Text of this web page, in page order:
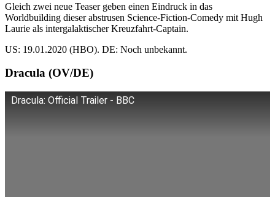
Gleich zwei neue Teaser geben einen Eindruck in das
Worldbuilding dieser abstrusen Science-Fiction-Comedy mit Hugh
Laurie als intergalaktischer Kreuzfahrt-Captain.
US: 19.01.2020 (HBO). DE: Noch unbekannt.
Dracula (OV/DE)
Dracula: Official Trailer - BBC